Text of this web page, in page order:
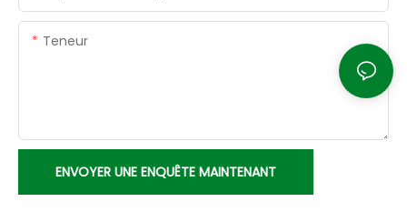
Teneur
ENVOYER UNE ENQUÊTE MAINTENANT